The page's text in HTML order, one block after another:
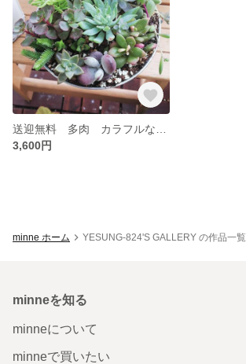
3,600円
minne ホーム YESUNG-824'S GALLERY の作品一覧
minneを知る
minneについて
minneで買いたい